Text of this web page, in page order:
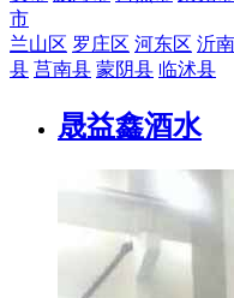
市
兰山区 罗庄区 河东区 沂
县 莒南县 蒙阴县 临沭县
晟益鑫酒水